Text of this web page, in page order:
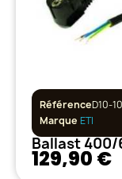
RéférenceD10-
Marque ETI
Ballast 400/
129,90 €